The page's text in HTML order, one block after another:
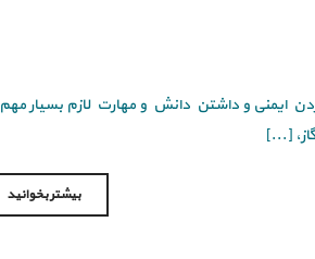
ایمنی و داشتن دانش و مهارت لازم بسیار مهم
[...]
بیشتر بخوانید